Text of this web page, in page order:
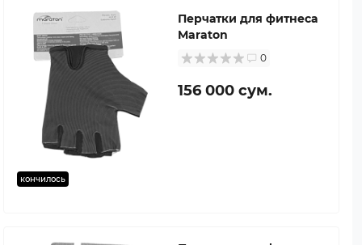
кончилось
Перчатки для фитнеса
Maraton
0
156 000 сум.